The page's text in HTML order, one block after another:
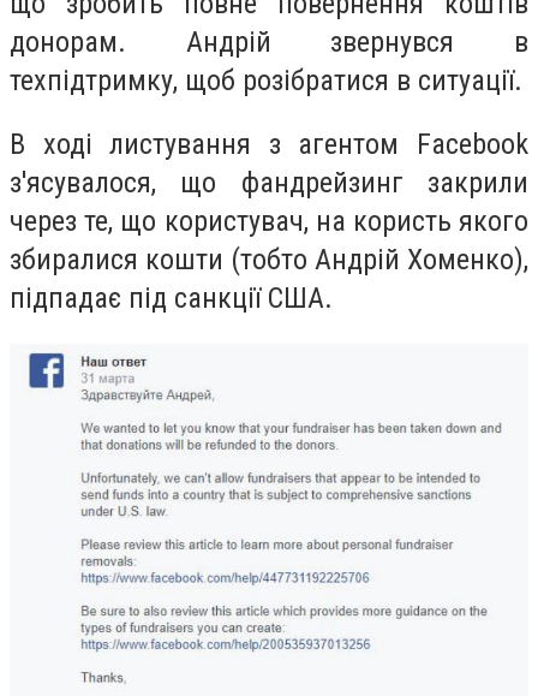
донорам. Андрій звернувся в
техпідтримку, щоб розібратися в ситуації.
В ході листування з агентом Facebook
з'ясувалося, що фандрейзинг закрили
через те, що користувач, на користь якого
збиралися кошти (тобто Андрій Хоменко),
підпадає під санкції США.